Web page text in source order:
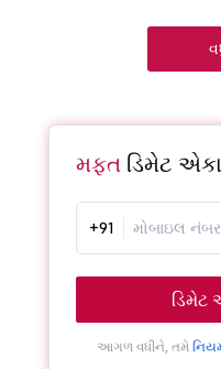
મફત ડિમેટ
+91
ડિમેટ
આગળ વધીને, તમે